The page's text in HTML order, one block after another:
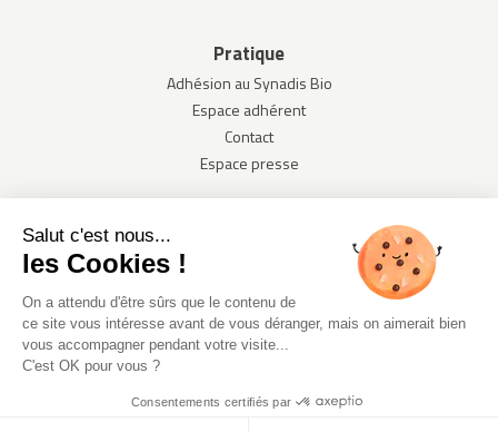
Pratique
Adhésion au Synadis Bio
Espace adhérent
Contact
Espace presse
contact@synadisbio.com - +33 (0)9 66 85 35 26
Salut c'est nous...
les Cookies !
On a attendu d'être sûrs que le contenu de
ce site vous intéresse avant de vous déranger, mais on aimerait bien
vous accompagner pendant votre visite...
C'est OK pour vous ?
Consentements certifiés par